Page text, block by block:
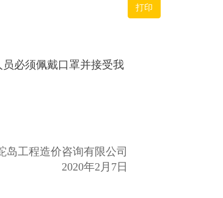
打印
必须佩戴口罩并接受我
岛工程造价咨询有限公司
2020年2月7日